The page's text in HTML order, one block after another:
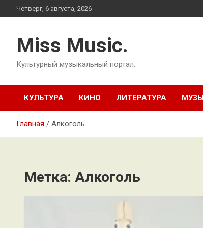
Перейти
к
Четверг, 6 августа, 2026
Miss Music.
Культурный музыкальный портал.
КУЛЬТУРА КИНО ЛИТЕРАТУРА
Главная Алкоголь
Метка: Алкоголь